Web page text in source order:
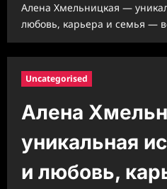
Алена Хмельницкая —
любовь, карьера и семья —
Uncategorised
Алена
уникальная
и любовь,